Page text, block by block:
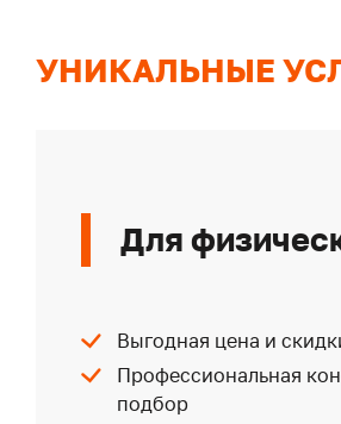
УНИКАЛЬНЫЕ
Для
Выгодная цена и
Профессиональная
подбор